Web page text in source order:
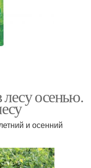
лесу осенью.
и осенний